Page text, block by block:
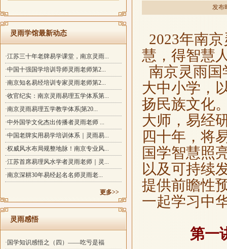
灵雨学馆最新动态
·江苏三十年老牌易学课堂，南京灵雨...
·中国十强国学培训导师灵雨老师第2...
·南京知名易经培训专家灵雨老师第2...
·收官纪实：南京灵雨易理五学体系第...
·南京灵雨易理五学教学体系|第20...
·中外国学文化杰出传播者灵雨老师 ...
·中国老牌实用易学培训体系｜灵雨易...
·权威风水布局规整地脉！南京专业风...
·江苏首席易理风水学者灵雨老师｜灵...
·南京深耕30年易经起名名师灵雨老...
更多>>
灵雨感悟
·国学知识感悟之（四）——吃亏是福
发布
2023年南
慧，得智慧
南京灵雨
大中小学，
扬民族文化
大师，易经
四十年，将
国学智慧照
以及可持续
提供前瞻性
一起学习中
第一